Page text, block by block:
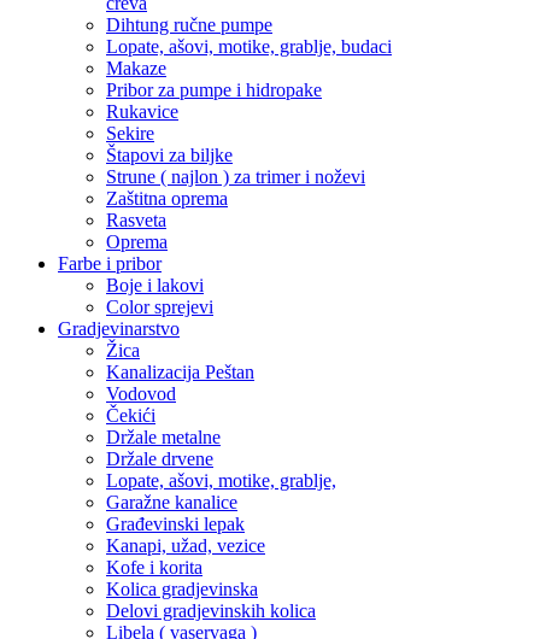
Dihtung ručne pumpe
Lopate, ašovi, motike, grablje, budaci
Makaze
Pribor za pumpe i hidropake
Rukavice
Sekire
Štapovi za biljke
Strune ( najlon ) za trimer i noževi
Zaštitna oprema
Rasveta
Oprema
Farbe i pribor
Boje i lakovi
Color sprejevi
Gradjevinarstvo
Žica
Kanalizacija Peštan
Vodovod
Čekići
Držale metalne
Držale drvene
Lopate, ašovi, motike, grablje,
Garažne kanalice
Građevinski lepak
Kanapi, užad, vezice
Kofe i korita
Kolica gradjevinska
Delovi gradjevinskih kolica
Libela ( vaservaga )